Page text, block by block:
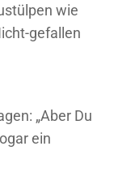
wie
gefallen
„Aber Du
ein